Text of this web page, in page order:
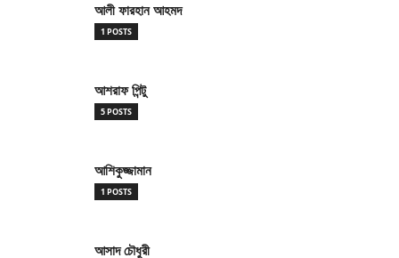
আলী ফারহান আহমদ
1 POSTS
আশরাফ পিন্টু
5 POSTS
আশিকুজ্জামান
1 POSTS
আসাদ চৌধুরী